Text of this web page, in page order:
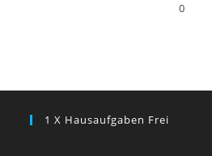
0
1 X Hausaufgaben Frei